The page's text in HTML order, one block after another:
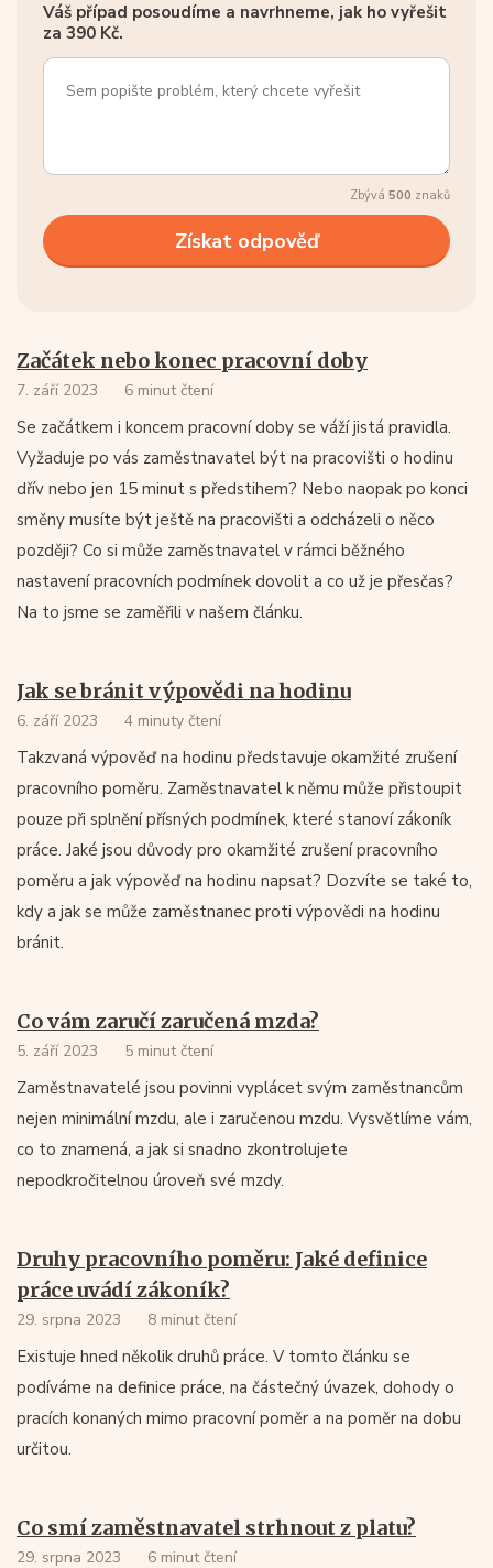
Váš případ posoudíme a navrhneme, jak ho vyřešit
za 390 Kč.
Zbývá 500 znaků
Začátek nebo konec pracovní doby
7. září 2023 6 minut čtení
Se začátkem i koncem pracovní doby se váží jistá pravidla.
Vyžaduje po vás zaměstnavatel být na pracovišti o hodinu
dřív nebo jen 15 minut s předstihem? Nebo naopak po konci
směny musíte být ještě na pracovišti a odcházeli o něco
později? Co si může zaměstnavatel v rámci běžného
nastavení pracovních podmínek dovolit a co už je přesčas?
Na to jsme se zaměřili v našem článku.
Jak se bránit výpovědi na hodinu
6. září 2023 4 minuty čtení
Takzvaná výpověď na hodinu představuje okamžité zrušení
pracovního poměru. Zaměstnavatel k němu může přistoupit
pouze při splnění přísných podmínek, které stanoví zákoník
práce. Jaké jsou důvody pro okamžité zrušení pracovního
poměru a jak výpověď na hodinu napsat? Dozvíte se také to,
kdy a jak se může zaměstnanec proti výpovědi na hodinu
bránit.
Co vám zaručí zaručená mzda?
5. září 2023 5 minut čtení
Zaměstnavatelé jsou povinni vyplácet svým zaměstnancům
nejen minimální mzdu, ale i zaručenou mzdu. Vysvětlíme vám,
co to znamená, a jak si snadno zkontrolujete
nepodkročitelnou úroveň své mzdy.
Druhy pracovního poměru: Jaké definice
práce uvádí zákoník?
29. srpna 2023 8 minut čtení
Existuje hned několik druhů práce. V tomto článku se
podíváme na definice práce, na částečný úvazek, dohody o
pracích konaných mimo pracovní poměr a na poměr na dobu
určitou.
Co smí zaměstnavatel strhnout z platu?
29. srpna 2023 6 minut čtení